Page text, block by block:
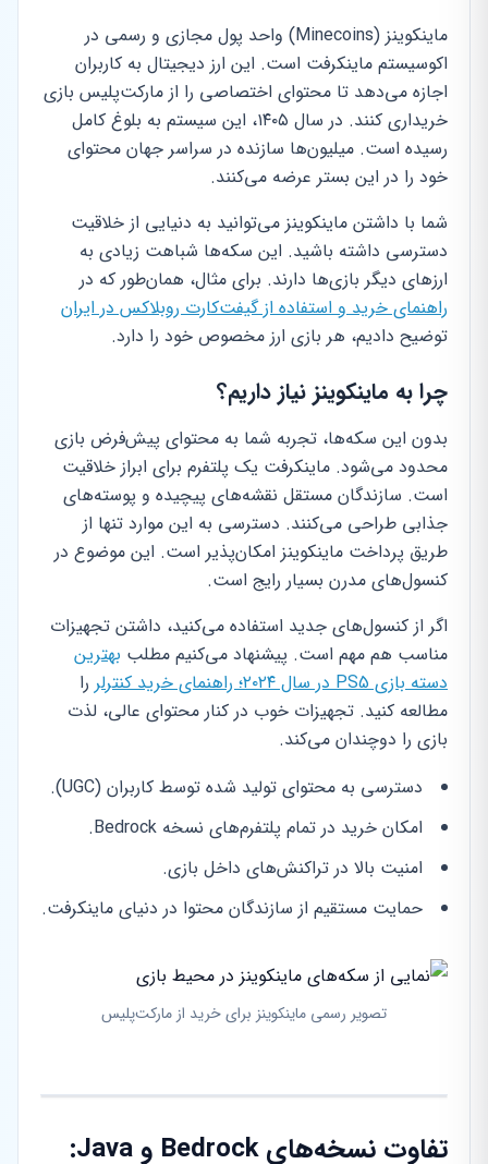
ماینکوینز (Minecoins) واحد پول مجازی و رسمی در
اکوسیستم ماینکرفت است. این ارز دیجیتال به کاربران
اجازه می‌دهد تا محتوای اختصاصی را از مارکت‌پلیس بازی
خریداری کنند. در سال ۱۴۰۵، این سیستم به بلوغ کامل
رسیده است. میلیون‌ها سازنده در سراسر جهان محتوای
خود را در این بستر عرضه می‌کنند.
شما با داشتن ماینکوینز می‌توانید به دنیایی از خلاقیت
دسترسی داشته باشید. این سکه‌ها شباهت زیادی به
ارزهای دیگر بازی‌ها دارند. برای مثال، همان‌طور که در
راهنمای خرید و استفاده از گیفت‌کارت روبلاکس در ایران
توضیح دادیم، هر بازی ارز مخصوص خود را دارد.
چرا به ماینکوینز نیاز داریم؟
بدون این سکه‌ها، تجربه شما به محتوای پیش‌فرض بازی
محدود می‌شود. ماینکرفت یک پلتفرم برای ابراز خلاقیت
است. سازندگان مستقل نقشه‌های پیچیده و پوسته‌های
جذابی طراحی می‌کنند. دسترسی به این موارد تنها از
طریق پرداخت ماینکوینز امکان‌پذیر است. این موضوع در
کنسول‌های مدرن بسیار رایج است.
اگر از کنسول‌های جدید استفاده می‌کنید، داشتن تجهیزات
مناسب هم مهم است. پیشنهاد می‌کنیم مطلب بهترین
دسته بازی PS5 در سال ۲۰۲۴؛ راهنمای خرید کنترلر
را
مطالعه کنید. تجهیزات خوب در کنار محتوای عالی، لذت
بازی را دوچندان می‌کند.
دسترسی به محتوای تولید شده توسط کاربران (UGC).
امکان خرید در تمام پلتفرم‌های نسخه Bedrock.
امنیت بالا در تراکنش‌های داخل بازی.
حمایت مستقیم از سازندگان محتوا در دنیای ماینکرفت.
تصویر رسمی ماینکوینز برای خرید از مارکت‌پلیس
تفاوت نسخه‌های Bedrock و Java: